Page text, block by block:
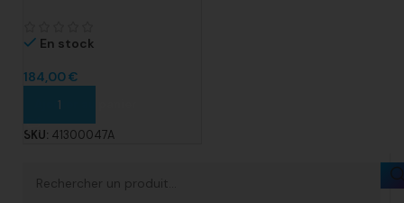
4 En stock
184,00€
Ajouter au panier
SKU: 41300047A